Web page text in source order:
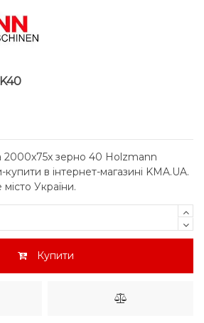
2000x75x зерно 40 Holzmann
в інтернет-магазині KMA.UA.
України.
Купити